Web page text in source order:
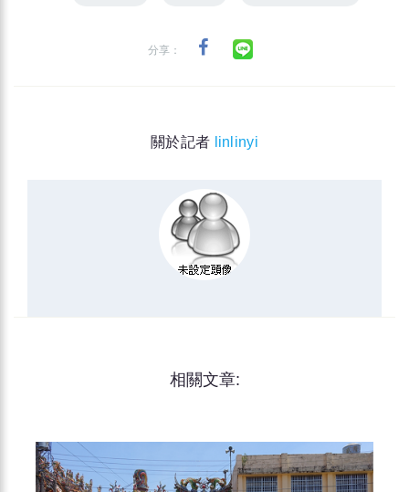
分享：
關於記者 linlinyi
相關文章: